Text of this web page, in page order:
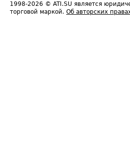
1998-2026 © ATI.SU является
торговой маркой. Об авторских